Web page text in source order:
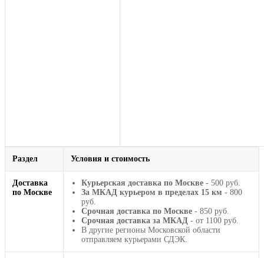
Раздел Условия и стоимость
Доставка
по Москве
Курьерская доставка по Москве - 500 руб.
За МКАД курьером в пределах 15 км - 800
руб.
Срочная доставка по Москве - 850 руб.
Срочная доставка за МКАД - от 1100 руб.
В другие регионы Московской области
отправляем курьерами СДЭК.